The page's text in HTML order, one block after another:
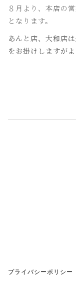
８月より、本店の
となります。
あんと店、大和店
をお掛けしますが
プライバシーポリシー